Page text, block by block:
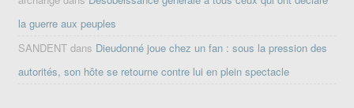
la guerre aux peuples
SANDENT dans Dieudonné joue chez un fan : sous la pression des
autorités, son hôte se retourne contre lui en plein spectacle